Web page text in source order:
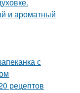
и ароматный
с
рецептов